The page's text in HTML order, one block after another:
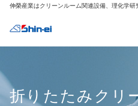
伸榮産業はクリーンルーム関連設備、理化学研
折りたたみクリ